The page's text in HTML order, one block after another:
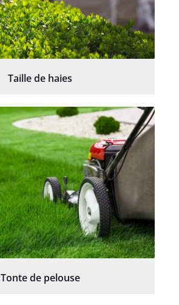
Taille de haies
Tonte de pelouse